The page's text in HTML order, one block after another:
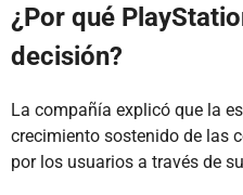
¿Por qué
decisión?
La compañía explicó que la
crecimiento sostenido de las
por los usuarios a través de